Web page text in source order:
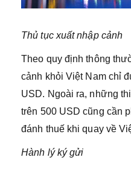
Thủ tục xuất nhập cảnh
Theo quy định thông
cảnh khỏi Việt Nam chỉ
USD. Ngoài ra, những
trên 500 USD cũng cần
đánh thuế khi quay về
Hành lý ký gửi